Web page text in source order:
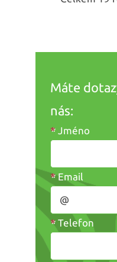
Máte
nás:
* Jméno
*Email
* Telefon